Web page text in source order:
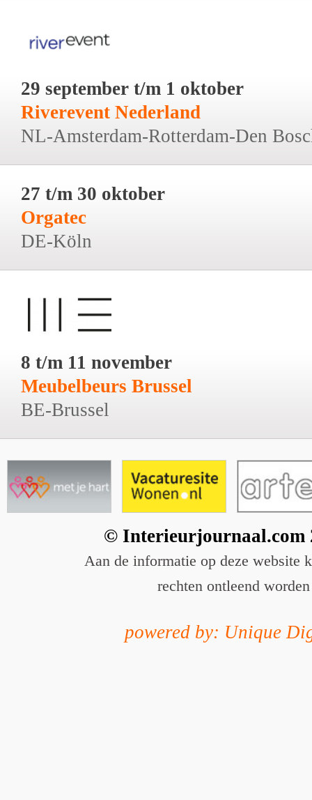
29 september t/m 1 oktober
Riverevent Nederland
NL-Amsterdam-Rotterdam-Den
27 t/m 30 oktober
Orgatec
DE-Köln
8 t/m 11 november
Meubelbeurs Brussel
BE-Brussel
© Interieurjournaal.com
Aan de informatie op deze website
rechten ontleend worden
powered by: Unique